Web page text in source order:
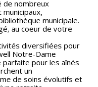
de nombreux
municipale.
au coeur de votre
diversifiées pour
Notre-Dame
pour les aînés
un
de soins évolutifs et